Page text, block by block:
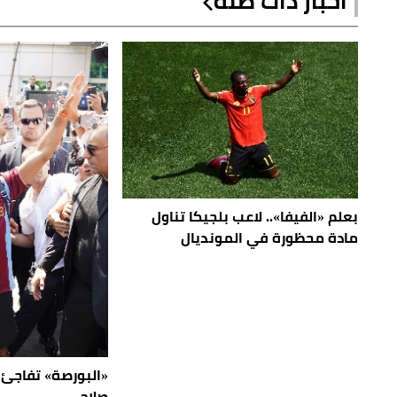
بعلم «الفيفا».. لاعب بلجيكا تناول
مادة محظورة في المونديال
«البورصة»